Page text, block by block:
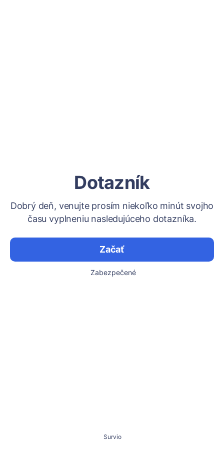
Dotazník
Dobrý deň, venujte prosím niekoľko minút svojho
času vyplneniu nasledujúceho dotazníka.
Začať
Zabezpečené
Survio